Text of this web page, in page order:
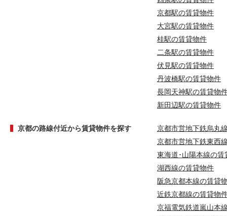
京都駅の賃貸物件
大宮駅の賃貸物件
桂駅の賃貸物件
二条駅の賃貸物件
伏見駅の賃貸物件
丹波橋駅の賃貸物件
長岡天神駅の賃貸物
新田辺駅の賃貸物件
京都の路線付近から賃貸物件を探す
京都市営地下鉄烏丸
京都市営地下鉄東西
東海道･山陽本線の賃
湖西線の賃貸物件
阪急京都本線の賃貸
近鉄京都線の賃貸物
京福電気鉄道嵐山本